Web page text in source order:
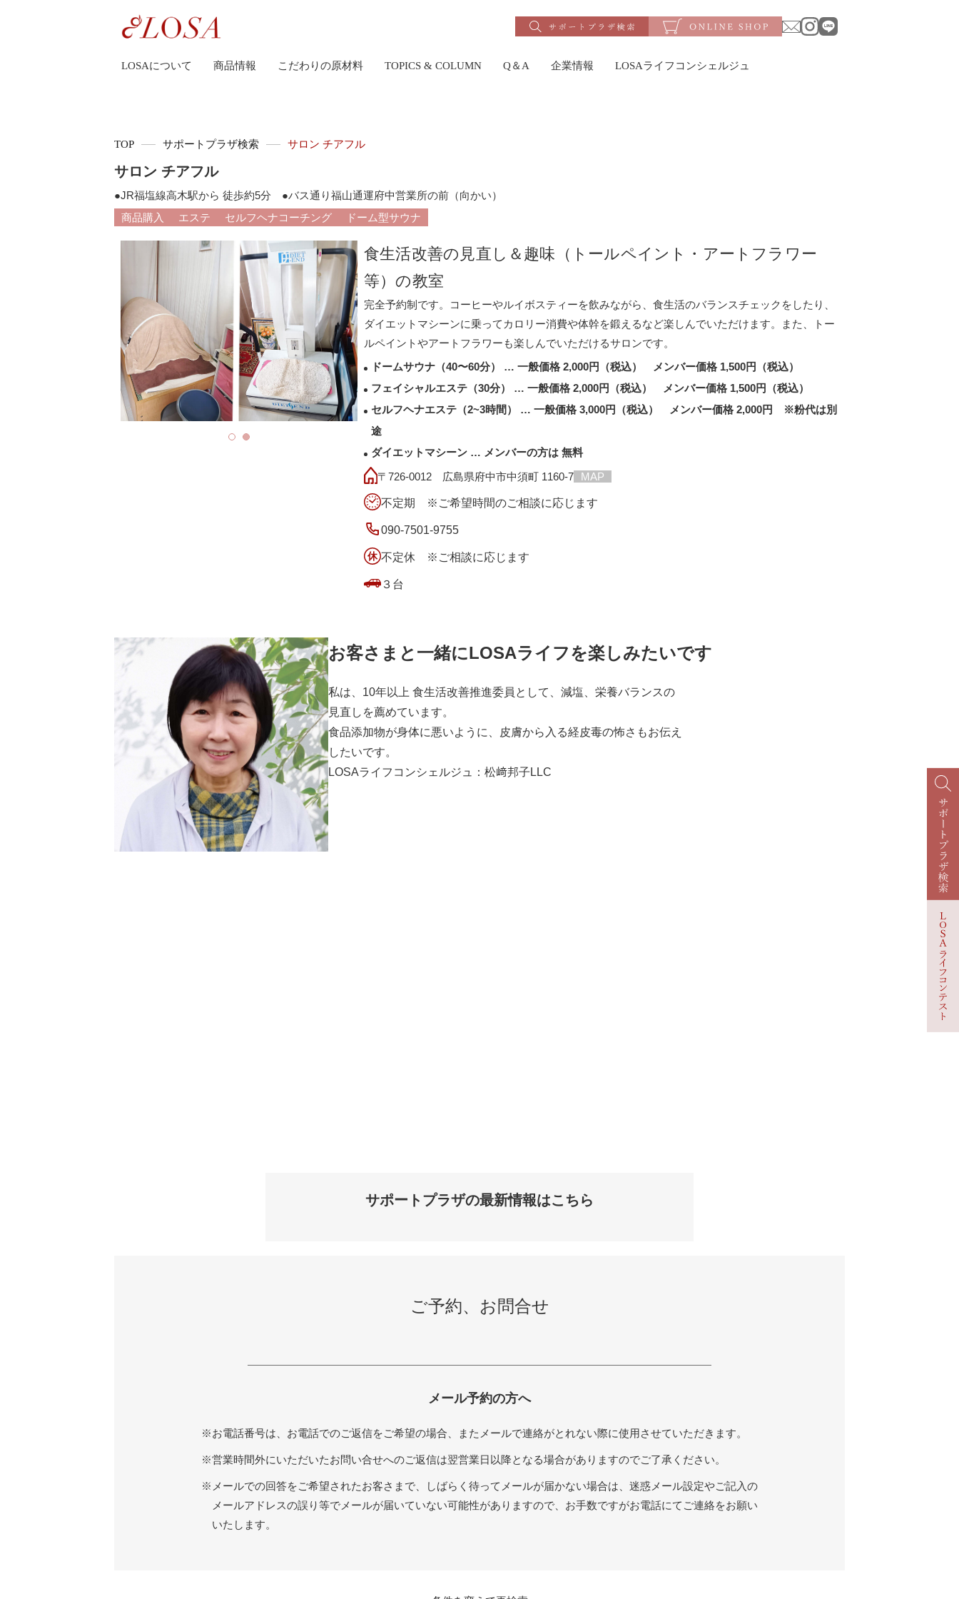
LOSAについて 商品情報 こだわりの原材料 TOPICS & COLUMN Q＆A 企業情報 LOSAライフコンシェルジュ
TOP サポートプラザ検索 サロン チアフル
サロン チアフル
●JR福塩線高木駅から 徒歩約5分 ●バス通り福山通運府中営業所の前（向かい）
商品購入
エステ セルフヘナコーチング ドーム型サウナ
食生活改善の見直し＆趣味（トールペイント・アートフラワー
等）の教室
完全予約制です。コーヒーやルイボスティーを飲みながら、食生活のバランスチェックをしたり、
ダイエットマシーンに乗ってカロリー消費や体幹を鍛えるなど楽しんでいただけます。また、トー
ルペイントやアートフラワーも楽しんでいただけるサロンです。
ドームサウナ（40〜60分） … 一般価格 2,000円（税込） メンバー価格 1,500円（税込）
フェイシャルエステ（30分） … 一般価格 2,000円（税込） メンバー価格 1,500円（税込）
セルフヘナエステ（2~3時間） … 一般価格 3,000円（税込） メンバー価格 2,000円 ※粉代は別
途
ダイエットマシーン … メンバーの方は 無料
〒726-0012 広島県府中市中須町 1160-7
MAP
不定期 ※ご希望時間のご相談に応じます
090-7501-9755
不定休 ※ご相談に応じます
３台
お客さまと一緒にLOSAライフを楽しみたいです
私は、10年以上 食生活改善推進委員として、減塩、栄養バランスの
見直しを薦めています。
食品添加物が身体に悪いように、皮膚から入る経皮毒の怖さもお伝え
したいです。
LOSAライフコンシェルジュ：松﨑邦子LLC
サポートプラザの最新情報はこちら
ご予約、お問合せ
メール予約の方へ
お電話番号は、お電話でのご返信をご希望の場合、またメールで連絡がとれない際に使用させていただきます。
営業時間外にいただいたお問い合せへのご返信は翌営業日以降となる場合がありますのでご了承ください。
メールでの回答をご希望されたお客さまで、しばらく待ってメールが届かない場合は、迷惑メール設定やご記入の
メールアドレスの誤り等でメールが届いていない可能性がありますので、お手数ですがお電話にてご連絡をお願い
いたします。